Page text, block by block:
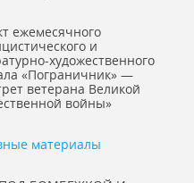
ежемесячного
и
художественного
«Пограничник» —
ветерана Великой
войны»
материалы